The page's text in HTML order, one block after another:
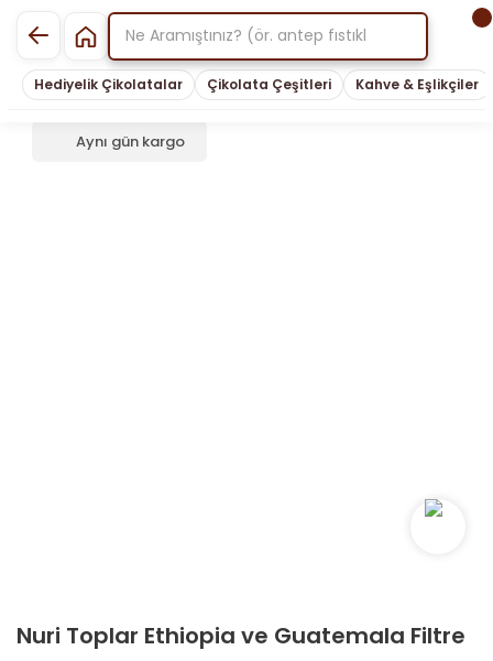
Hediyelik Çikolatalar Çikolata Çeşitleri Kahve & Eşlikçiler
Aynı gün kargo
Nuri Toplar Ethiopia ve Guatemala Filtre